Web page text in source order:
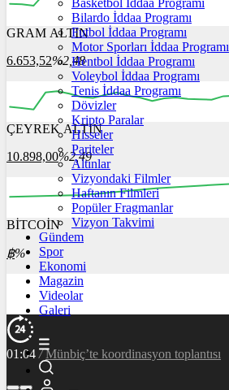
12:00 13:00 14:00
GRAM ALTIN
6.653,52%2,48
12:00 13:00
ÇEYREK ALTIN
10.898,00%2,49
00:00 00:00 00:00
BİTCOİN
฿%
Basketbol İddaa Programı
Bilardo İddaa Programı
Futbol İddaa Programı
Motor Sporları İddaa Programı
Hentbol İddaa Programı
Voleybol İddaa Programı
Tenis İddaa Programı
Dövizler
Kripto Paralar
Hisseler
Pariteler
Altınlar
Vizyondaki Filmler
Haftanın Filmleri
Popüler Fragmanlar
Vizyon Takvimi
Gündem
Spor
Ekonomi
Magazin
Videolar
Galeri
01:04 / Münbiç’te koordinasyon toplantısı